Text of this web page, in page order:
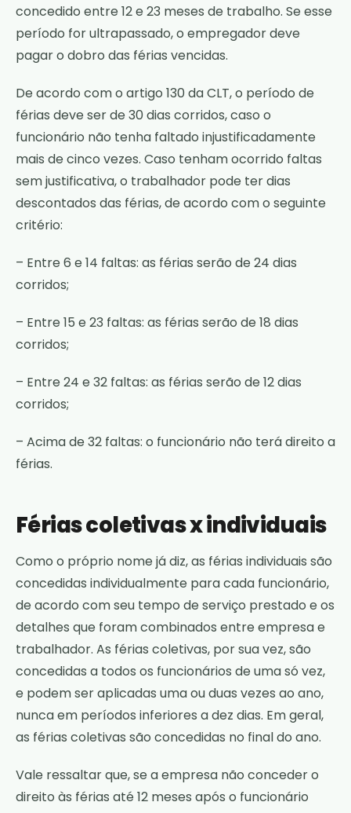
concedido entre 12 e 23 meses de trabalho. Se esse
período for ultrapassado, o empregador deve
pagar o dobro das férias vencidas.
De acordo com o artigo 130 da CLT, o período de
férias deve ser de 30 dias corridos, caso o
funcionário não tenha faltado injustificadamente
mais de cinco vezes. Caso tenham ocorrido faltas
sem justificativa, o trabalhador pode ter dias
descontados das férias, de acordo com o seguinte
critério:
– Entre 6 e 14 faltas: as férias serão de 24 dias
corridos;
– Entre 15 e 23 faltas: as férias serão de 18 dias
corridos;
– Entre 24 e 32 faltas: as férias serão de 12 dias
corridos;
– Acima de 32 faltas: o funcionário não terá direito a
férias.
Férias coletivas x individuais
Como o próprio nome já diz, as férias individuais são
concedidas individualmente para cada funcionário,
de acordo com seu tempo de serviço prestado e os
detalhes que foram combinados entre empresa e
trabalhador. As férias coletivas, por sua vez, são
concedidas a todos os funcionários de uma só vez,
e podem ser aplicadas uma ou duas vezes ao ano,
nunca em períodos inferiores a dez dias. Em geral,
as férias coletivas são concedidas no final do ano.
Vale ressaltar que, se a empresa não conceder o
direito às férias até 12 meses após o funcionário